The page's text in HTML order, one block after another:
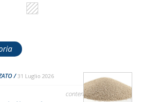
31 Luglio 2026
contenuto sponsorizzato